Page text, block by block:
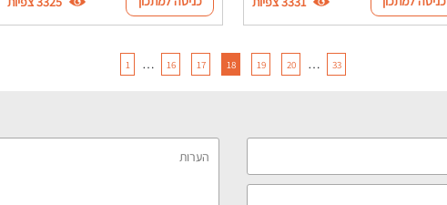
1 … 16 17 18 19 20 … 33